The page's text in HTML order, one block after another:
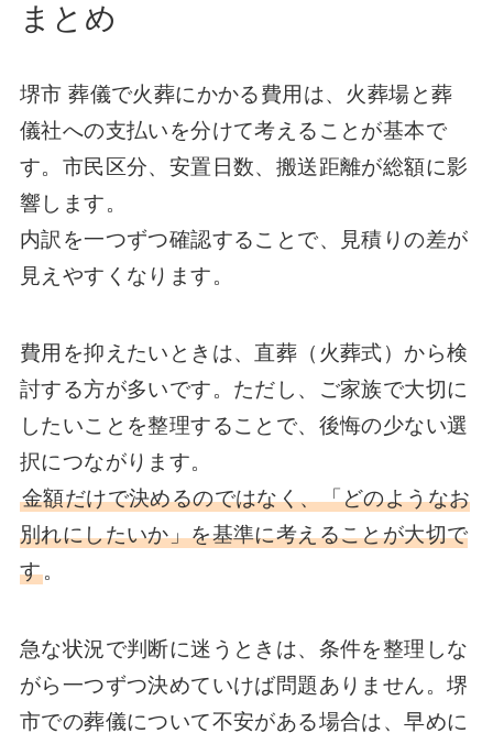
まとめ
堺市 葬儀で火葬にかかる費用は、火葬場と葬
儀社への支払いを分けて考えることが基本で
す。市民区分、安置日数、搬送距離が総額に影
響します。
内訳を一つずつ確認することで、見積りの差が
見えやすくなります。
費用を抑えたいときは、直葬（火葬式）から検
討する方が多いです。ただし、ご家族で大切に
したいことを整理することで、後悔の少ない選
択につながります。
金額だけで決めるのではなく、「どのようなお
別れにしたいか」を基準に考えることが大切で
す。
急な状況で判断に迷うときは、条件を整理しな
がら一つずつ決めていけば問題ありません。堺
市での葬儀について不安がある場合は、早めに